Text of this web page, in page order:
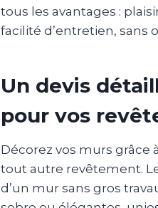
tous les avantages :
facilité d’entretien, sans
Un devis
pour vos
Décorez vos murs grâce
tout autre revêtement.
d’un mur sans gros